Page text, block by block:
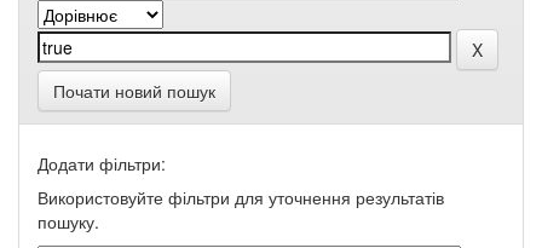
Почати новий пошук
Додати фільтри:
Використовуйте фільтри для уточнення результатів
пошуку.